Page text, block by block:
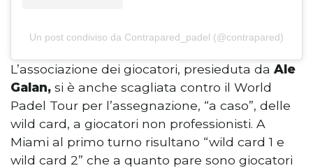
Un post condiviso da Contrapared_padel (@contrapared)
L’associazione dei giocatori, presieduta da Ale
Galan, si è anche scagliata contro il World
Padel Tour per l’assegnazione, “a caso”, delle
wild card, a giocatori non professionisti. A
Miami al primo turno risultano “wild card 1 e
wild card 2” che a quanto pare sono giocatori